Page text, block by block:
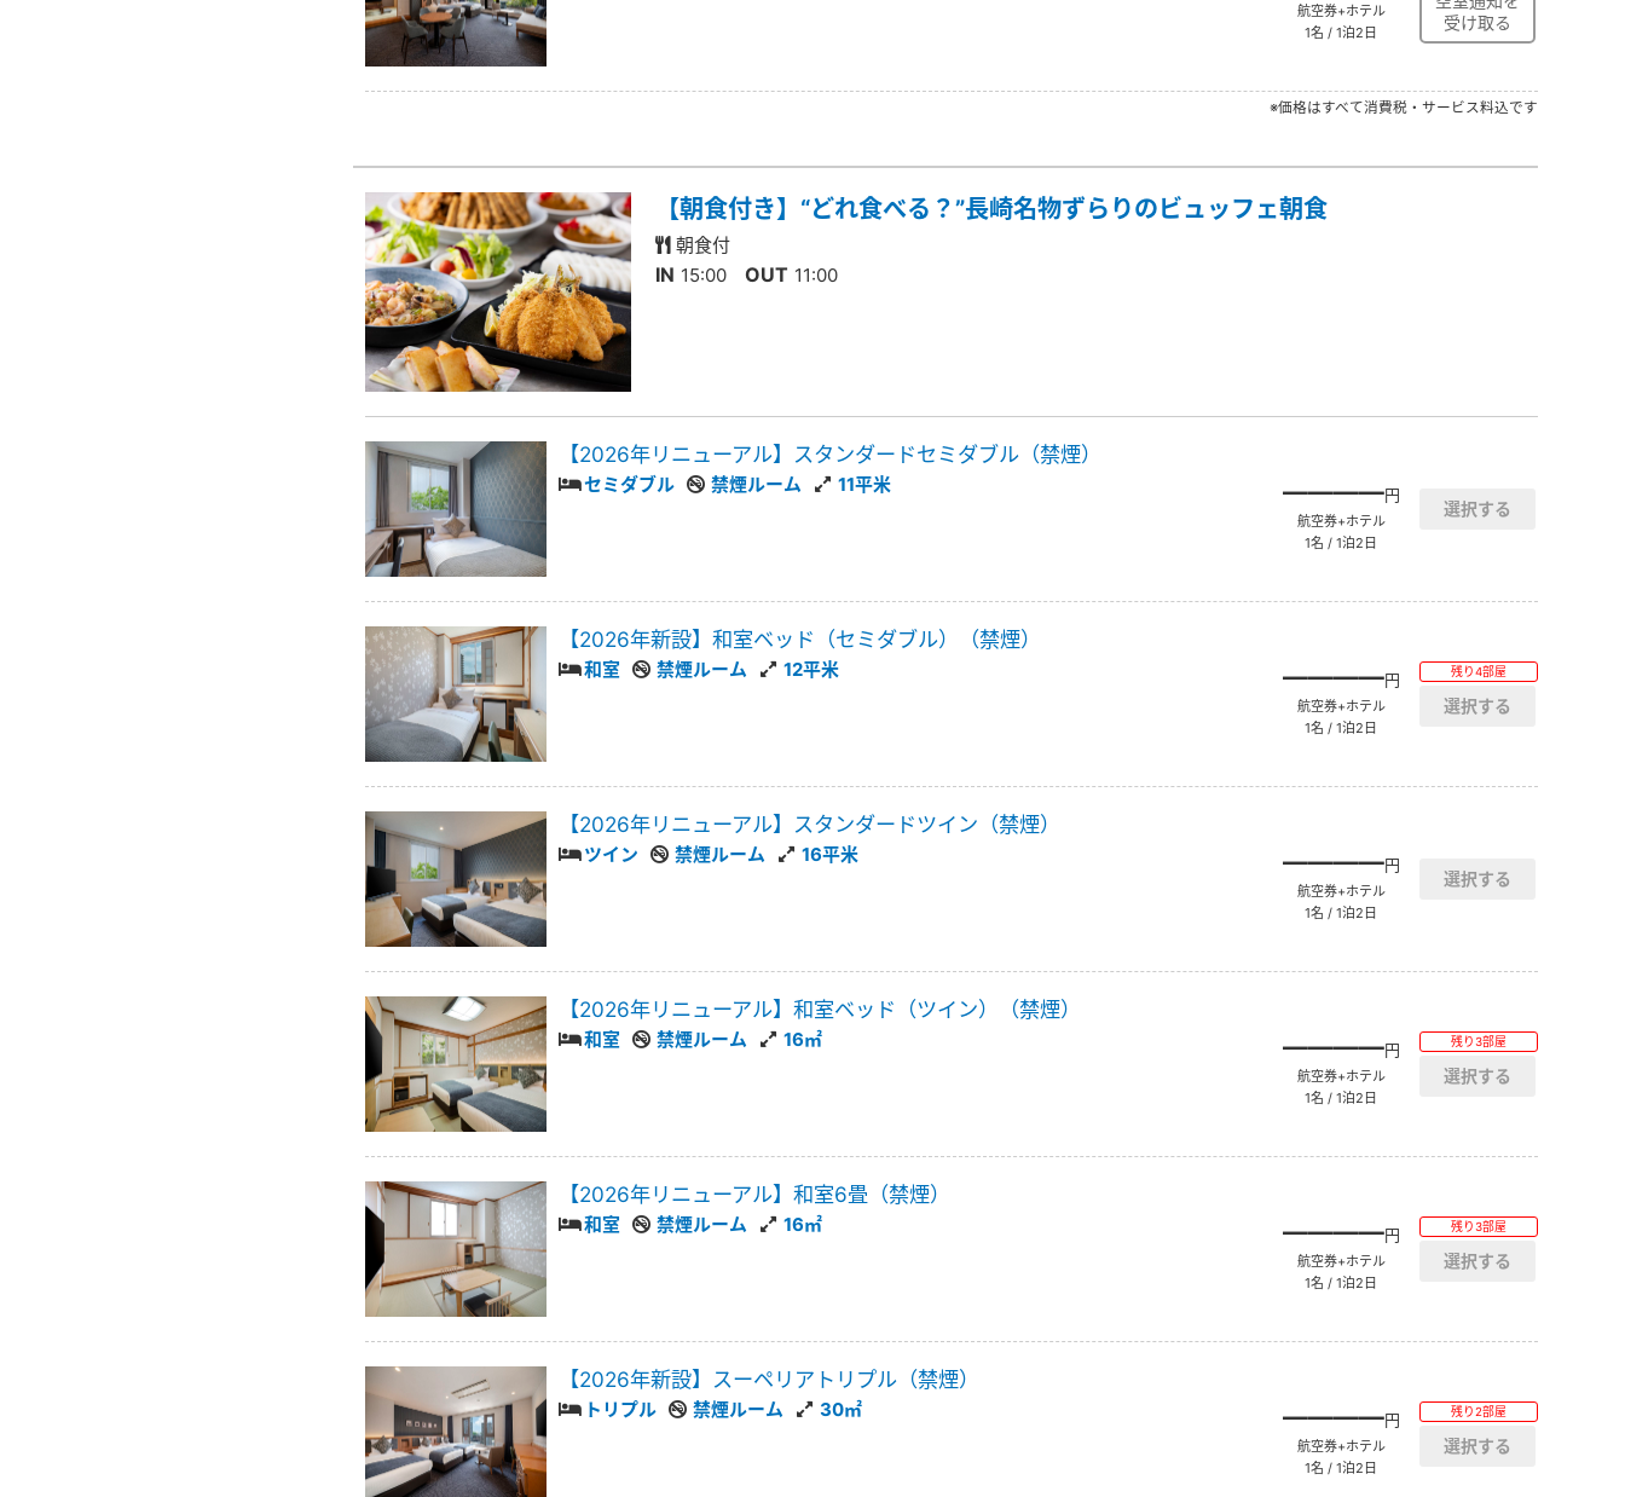
航空券+ホテル
1名 / 1泊2日
※価格はすべて消費税・サービス料込です
【朝食付き】“どれ食べる？”長崎名物ずらりのビュッフェ朝食
朝食付
IN 15:00 OUT 11:00
【2026年リニューアル】スタンダードセミダブル（禁煙）
セミダブル 禁煙ルーム 11平米 ――――円
航空券+ホテル
1名 / 1泊2日
【2026年新設】和室ベッド（セミダブル）（禁煙）
和室 禁煙ルーム 12平米 ――――円
航空券+ホテル
1名 / 1泊2日
残り4部屋
【2026年リニューアル】スタンダードツイン（禁煙）
ツイン 禁煙ルーム 16平米 ――――円
航空券+ホテル
1名 / 1泊2日
【2026年リニューアル】和室ベッド（ツイン）（禁煙）
和室 禁煙ルーム 16㎡ ――――円
航空券+ホテル
1名 / 1泊2日
残り3部屋
【2026年リニューアル】和室6畳（禁煙）
和室 禁煙ルーム 16㎡ ――――円
航空券+ホテル
1名 / 1泊2日
残り3部屋
【2026年新設】スーペリアトリプル（禁煙）
トリプル 禁煙ルーム 30㎡ ――――円
航空券+ホテル
1名 / 1泊2日
残り2部屋